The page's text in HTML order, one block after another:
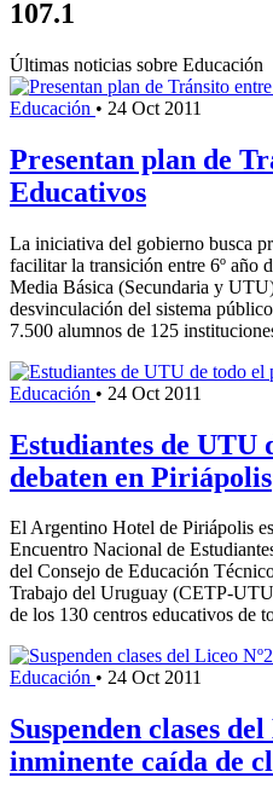
107.1
Últimas noticias sobre Educación
Educación • 24 Oct 2011
Presentan plan de
Educativos
La iniciativa del gobierno busca
facilitar la transición entre 6º año
Media Básica (Secundaria y
desvinculación del sistema
7.500 alumnos de 125
Educación • 24 Oct 2011
Estudiantes de UTU
debaten en Piriápolis
El Argentino Hotel de Piriápolis
Encuentro Nacional de
del Consejo de Educación
Trabajo del Uruguay (CETP-
de los 130 centros educativos de
Educación • 24 Oct 2011
Suspenden clases
inminente caída de